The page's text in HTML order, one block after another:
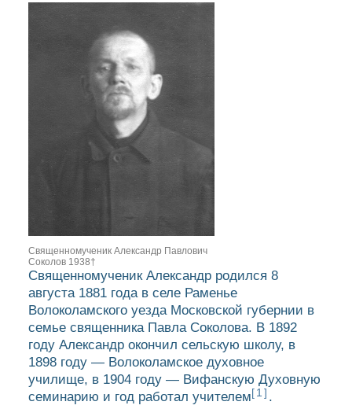
Священномученик Александр Павлович
Соколов 1938†
Священномученик Александр родился 8
августа 1881 года в селе Раменье
Волоколамского уезда Московской губернии в
семье священника Павла Соколова. В 1892
году Александр окончил сельскую школу, в
1898 году — Волоколамское духовное
училище, в 1904 году — Вифанскую Духовную
семинарию и год работал учителем[1] .